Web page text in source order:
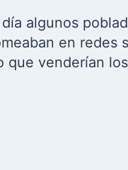
algunos
en redes
que venderían